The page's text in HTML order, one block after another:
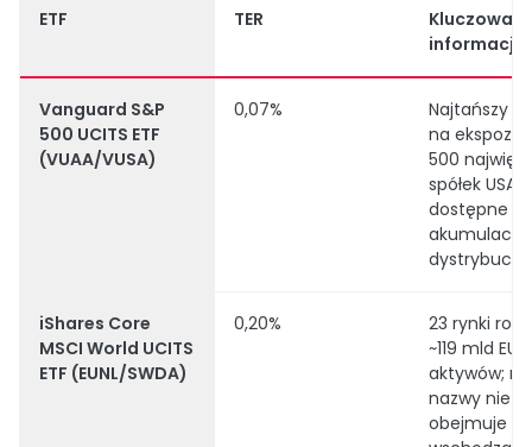
ETF TER
Kluczowa
informacja
Vanguard S&P
500 UCITS ETF
(VUAA/VUSA)
0,07%
Najtańszy
na
500
spółek USA;
dostępne
iShares Core
MSCI World UCITS
ETF (EUNL/SWDA)
0,20%
23 rynki
~119 mld EUR
aktywów;
nazwy nie
obejmuje